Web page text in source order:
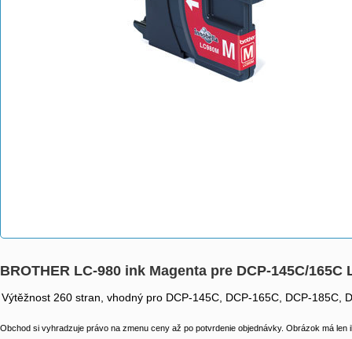
BROTHER LC-980 ink Magenta pre DCP-145C/165C
Výtěžnost 260 stran, vhodný pro DCP-145C, DCP-165C, DCP-185C,
Obchod si vyhradzuje právo na zmenu ceny až po potvrdenie objednávky. Obrázok má len